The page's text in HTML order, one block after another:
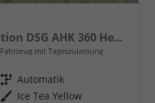
2.0 TDI 142kW 4x4 Selection DSG AHK 360 Head Up
Fahrzeug mit Tageszulassung
Getriebe Automatik
Außenfarbe Ice Tea Yellow